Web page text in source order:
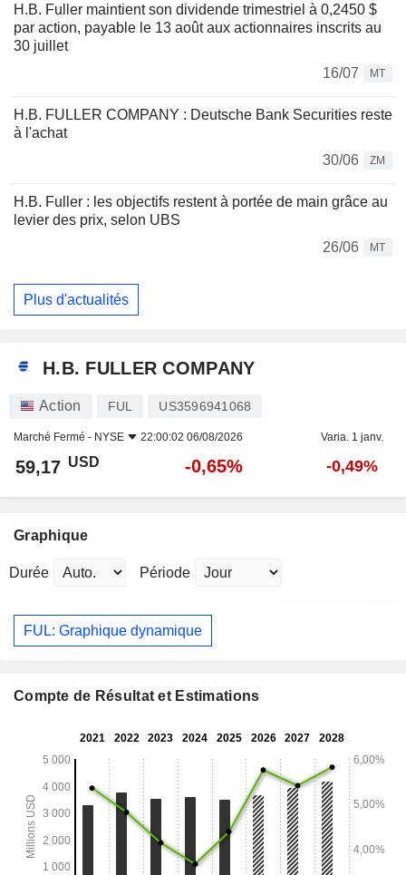
H.B. Fuller maintient son dividende trimestriel à 0,2450 $
par action, payable le 13 août aux actionnaires inscrits au
30 juillet
16/07
MT
H.B. FULLER COMPANY : Deutsche Bank Securities reste
à l'achat
30/06
ZM
H.B. Fuller : les objectifs restent à portée de main grâce au
levier des prix, selon UBS
26/06
MT
Plus d'actualités
H.B. FULLER COMPANY
Action FUL US3596941068
Marché Fermé - NYSE 22:00:02 06/08/2026 Varia. 1 janv.
59,17 USD -0,65% -0,49%
Graphique
Durée Période
FUL: Graphique dynamique
Compte de Résultat et Estimations